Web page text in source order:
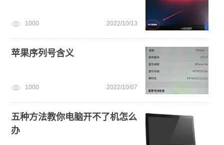
1000 2022/10/13
苹果序列号含义
1000 2022/10/07
五种方法教你电脑开不了机怎么
办